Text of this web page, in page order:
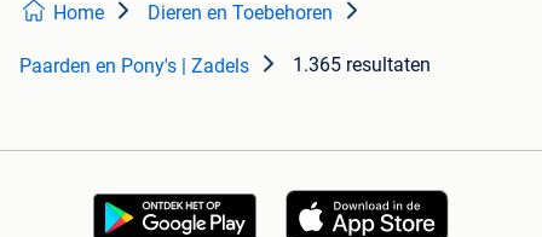
Home Dieren en Toebehoren
Paarden en Pony's | Zadels 1.365 resultaten